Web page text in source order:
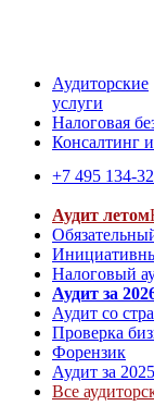
Аудиторские
услуги
Налоговая
Консалтинг
+7 495 134-
Аудит летом
Налоговый
Аудит за
Аудит со
Проверка
Форензик
Аудит за
Все